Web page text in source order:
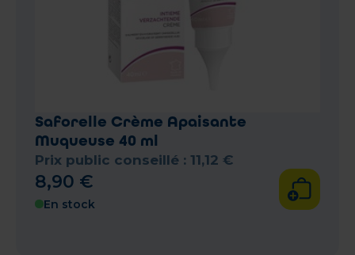
Saforelle Crème Apaisante
Muqueuse 40 ml
Prix public conseillé : 11,12 €
8,90 €
En stock